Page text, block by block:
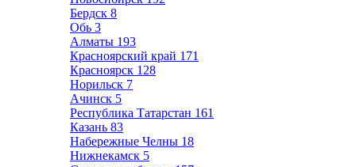
Бердск 8
Обь 3
Алматы 193
Красноярский край 171
Красноярск 128
Норильск 7
Ачинск 5
Республика Татарстан 161
Казань 83
Набережные Челны 18
Нижнекамск 5